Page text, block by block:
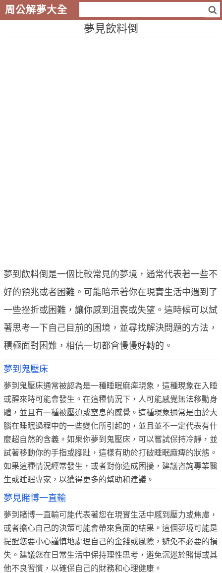
周公解夢大全
夢見飲料倒
夢到飲料倒是一個比較常見的夢境，通常代表著一些不
好的預兆或者困難。可能暗示著你在現實生活中遇到了
一些挫折或困難，讓你感到沮喪或失望。這時候可以試
著思考一下自己目前的困境，並尋找解決問題的方法，
積極面對困難，相信一切都會慢慢好轉的。
夢到鬼壓床
夢到鬼壓床通常被認為是一種睡眠麻痺現象，這種現象在入睡
或醒來時可能會發生。在這種情況下，人可能感覺無法移動身
體，並且有一種被壓迫或窒息的感覺。這種現象通常是由於大
腦在睡眠過程中的一些變化所引起的，並且並不一定代表有什
麼超自然的含義。如果你夢到鬼壓床，可以嘗試保持冷靜，並
試著移動你的手指或腳趾，這樣有助於打破睡眠麻痺的狀態。
如果這種情況經常發生，或者對你造成困擾，建議咨詢專業醫
生或睡眠專家，以獲得更多的幫助和建議。
夢見賭博一直輸
夢到賭博一直輸可能代表著您在現實生活中感到壓力或焦慮，
或者擔心自己的決策可能會帶來負面的結果。這個夢境可能是
提醒您要小心謹慎地處理自己的金錢或風險，避免不必要的損
失。建議您在日常生活中保持理性思考，避免沉迷於賭博或其
他不良習慣，以確保自己的財務和心理健康。